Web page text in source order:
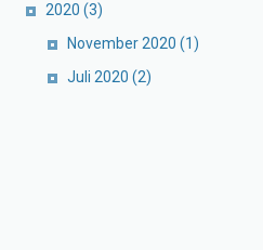
2020 (3)
November 2020 (1)
Juli 2020 (2)